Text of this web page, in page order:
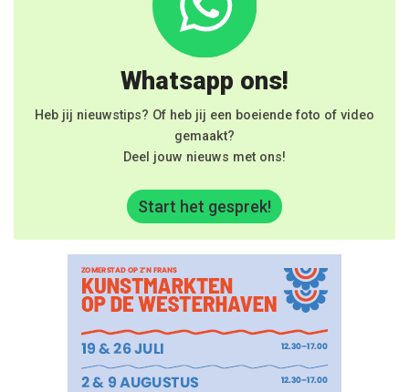
Whatsapp ons!
Heb jij nieuwstips? Of heb jij een boeiende foto of video
gemaakt?
Deel jouw nieuws met ons!
Start het gesprek!